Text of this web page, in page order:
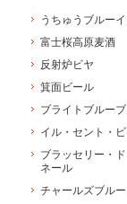
うちゅうブルー
富士桜高原麦酒
反射炉ビヤ
箕面ビール
ブライトブルー
イル・セント・
ブラッセリー・
ネール
チャールズブル